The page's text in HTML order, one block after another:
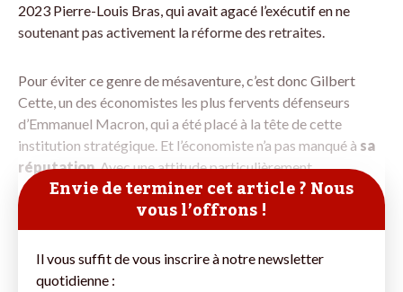
2023 Pierre-Louis Bras, qui avait agacé l’exécutif en ne
soutenant pas activement la réforme des retraites.
Pour éviter ce genre de mésaventure, c’est donc Gilbert
Cette, un des économistes les plus fervents défenseurs
d’Emmanuel Macron, qui a été placé à la tête de cette
institution stratégique. Et l’économiste n’a pas manqué à sa
réputation. Avec une attitude particulièrement
Envie de terminer cet article ? Nous
vous l’offrons !
Il vous suffit de vous inscrire à notre newsletter
quotidienne :